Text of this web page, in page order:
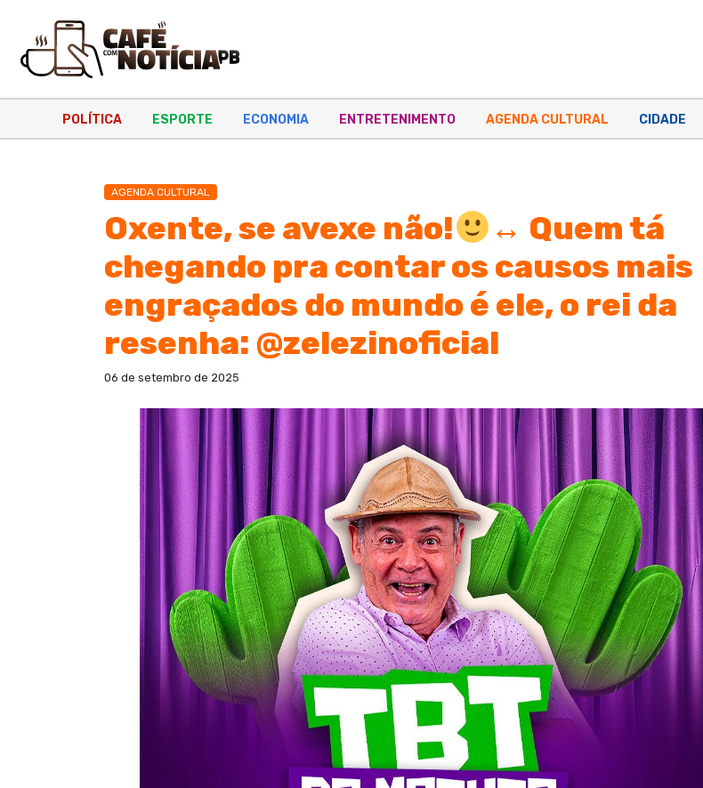
POLÍTICA ESPORTE ECONOMIA ENTRETENIMENTO AGENDA CULTURAL CIDADE
AGENDA CULTURAL
Oxente, se avexe não! ↔️ Quem tá
chegando pra contar os causos mais
engraçados do mundo é ele, o rei da
resenha: @zelezinoficial
06 de setembro de 2025